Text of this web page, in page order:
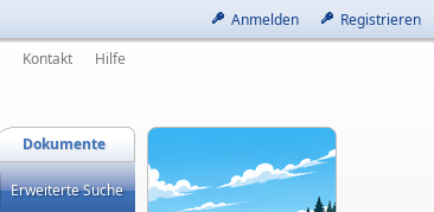
Anmelden Registrieren
Kontakt Hilfe
Dokumente
Erweiterte Suche